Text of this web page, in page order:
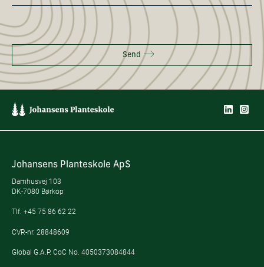
*
Send
Johansens Planteskole ApS
Damhusvej 103
DK-7080 Børkop
Tlf. +45 75 86 62 22
CVR-nr. 28848609
Global G.A.P. CoC No. 4050373084844